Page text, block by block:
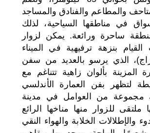
والمطاعم والفنادق والمساجد
في مناطقها السياحية، لذلك
ساحرة ورائعة. يمكن لزوار
بنزهة ترفيهية في الميناء
الذي يرسو بالعديد من سفن
المزينة بألوان زاهية تتناغم مع
لتظهر بفن العمارة الأندلسي
مجموعة من العوامل في مدينة
ملتقى للزوار منها مناخها الرائع
والإطلالات الخلابة والهواء النقي